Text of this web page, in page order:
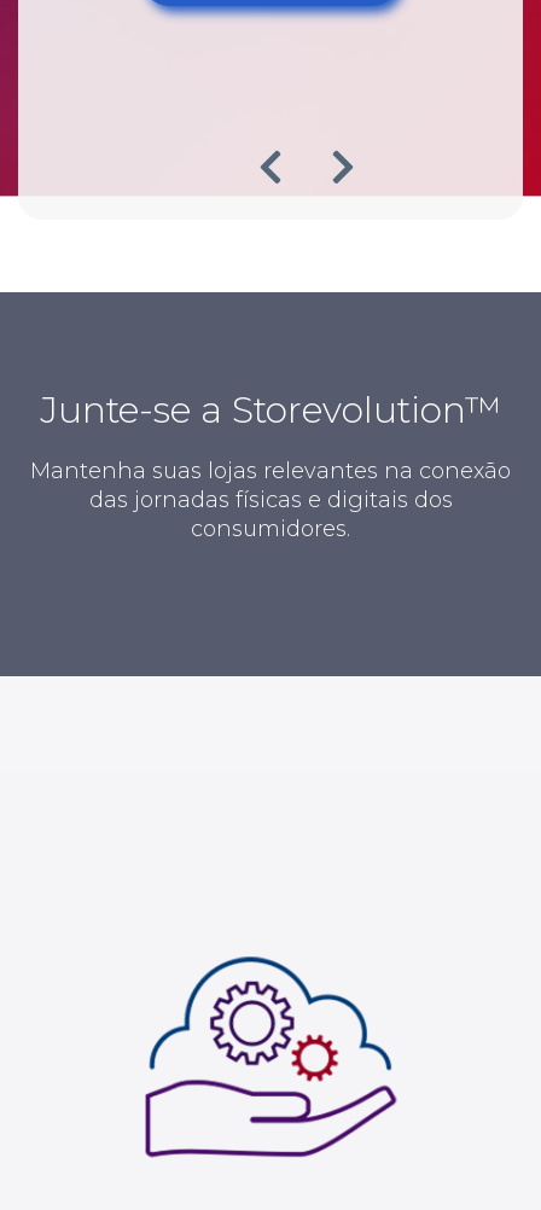
Junte-se a Storevolution™
Mantenha suas lojas relevantes na conexão
das jornadas físicas e digitais dos
consumidores.